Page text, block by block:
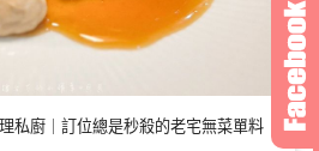
私廚｜訂位總是秒殺的老宅無菜單料